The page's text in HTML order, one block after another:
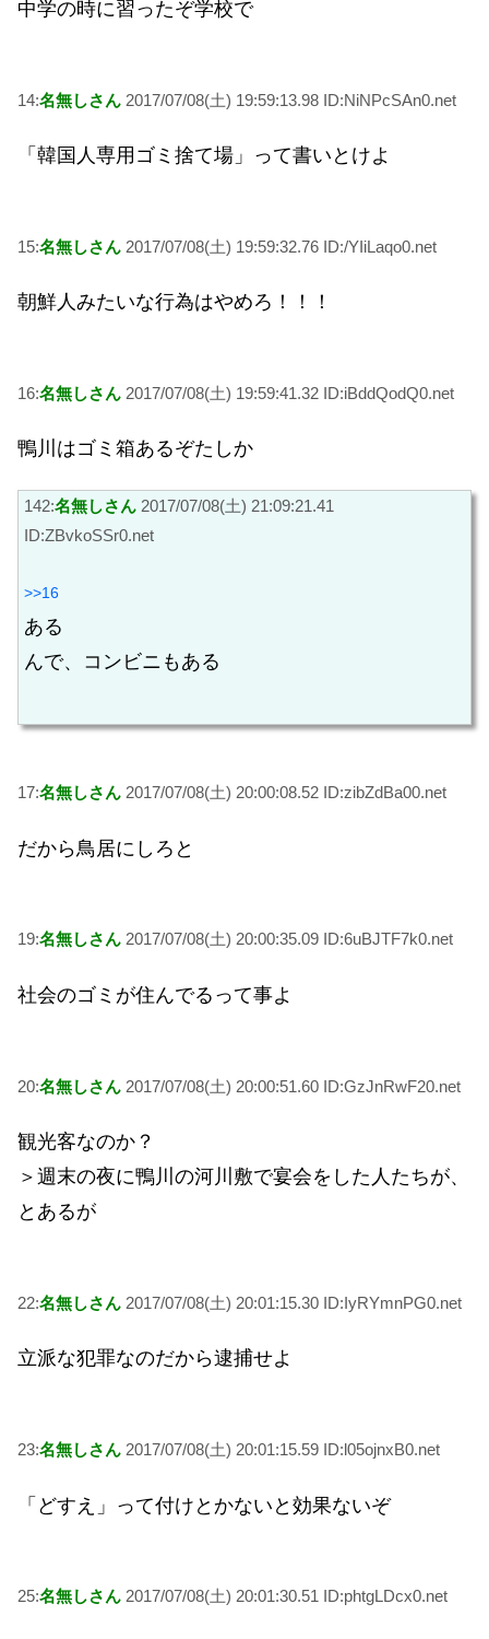
中学の時に習ったぞ学校で
14:名無しさん 2017/07/08(土) 19:59:13.98 ID:NiNPcSAn0.net
「韓国人専用ゴミ捨て場」って書いとけよ
15:名無しさん 2017/07/08(土) 19:59:32.76 ID:/YIiLaqo0.net
朝鮮人みたいな行為はやめろ！！！
16:名無しさん 2017/07/08(土) 19:59:41.32 ID:iBddQodQ0.net
鴨川はゴミ箱あるぞたしか
142:名無しさん 2017/07/08(土) 21:09:21.41
ID:ZBvkoSSr0.net
>>16
ある
んで、コンビニもある
17:名無しさん 2017/07/08(土) 20:00:08.52 ID:zibZdBa00.net
だから鳥居にしろと
19:名無しさん 2017/07/08(土) 20:00:35.09 ID:6uBJTF7k0.net
社会のゴミが住んでるって事よ
20:名無しさん 2017/07/08(土) 20:00:51.60 ID:GzJnRwF20.net
観光客なのか？
＞週末の夜に鴨川の河川敷で宴会をした人たちが、
とあるが
22:名無しさん 2017/07/08(土) 20:01:15.30 ID:IyRYmnPG0.net
立派な犯罪なのだから逮捕せよ
23:名無しさん 2017/07/08(土) 20:01:15.59 ID:l05ojnxB0.net
「どすえ」って付けとかないと効果ないぞ
25:名無しさん 2017/07/08(土) 20:01:30.51 ID:phtgLDcx0.net